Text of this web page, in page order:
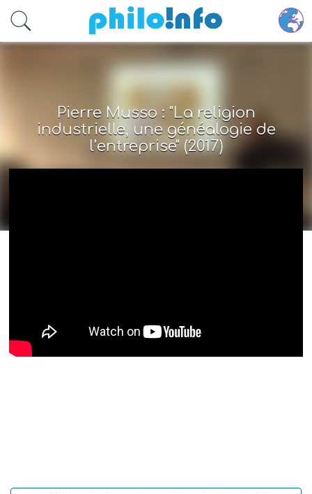
Accéder au contenu principal
Pierre Musso : "La religion
industrielle, une généalogie de
l’entreprise" (2017)